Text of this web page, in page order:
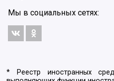
Мы в социальных сетях:
* Реестр иностранных